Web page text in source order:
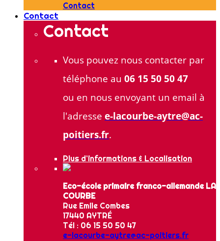
Contact
Contact
Contact
Vous pouvez nous contacter par
téléphone au 06 15 50 50 47
ou en nous envoyant un email à
l'adresse e-lacourbe-aytre@ac-
poitiers.fr.
Plus d’informations & Localisation
Eco-école primaire franco-allemande LA
COURBE
Rue Emile Combes
17440 AYTRÉ
Tél : 06 15 50 50 47
e-lacourbe-aytre@ac-poitiers.fr